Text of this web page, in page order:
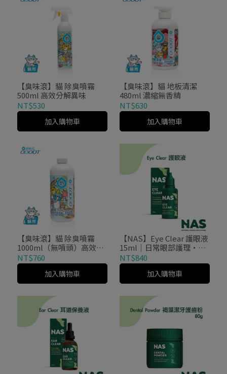
【臭味滾】貓 除臭噴霧
500ml 高效分解異味
NT$530
加入購物車
【臭味滾】貓 地板清潔
480ml 濃縮無香精
NT$630
加入購物車
【臭味滾】貓 除臭噴霧
1000ml（無噴頭）高效分
解異味
NT$760
加入購物車
【NAS】Eye Clear 護眼液
15ml｜日常眼部護理・清
潔保養
NT$840
加入購物車